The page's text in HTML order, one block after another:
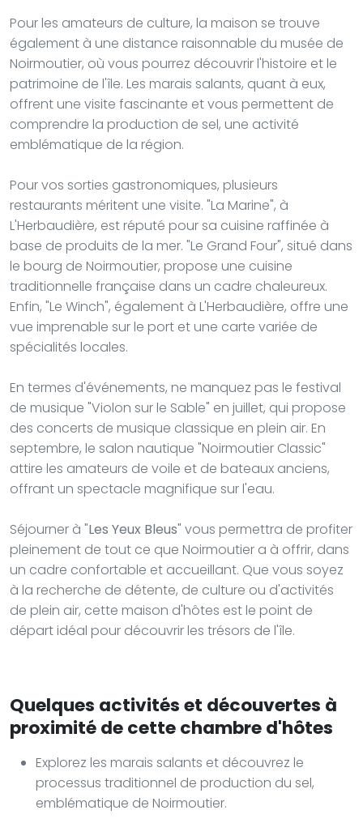
Pour les amateurs de culture, la maison se trouve
également à une distance raisonnable du musée de
Noirmoutier, où vous pourrez découvrir l'histoire et le
patrimoine de l'île. Les marais salants, quant à eux,
offrent une visite fascinante et vous permettent de
comprendre la production de sel, une activité
emblématique de la région.
Pour vos sorties gastronomiques, plusieurs
restaurants méritent une visite. "La Marine", à
L'Herbaudière, est réputé pour sa cuisine raffinée à
base de produits de la mer. "Le Grand Four", situé dans
le bourg de Noirmoutier, propose une cuisine
traditionnelle française dans un cadre chaleureux.
Enfin, "Le Winch", également à L'Herbaudière, offre une
vue imprenable sur le port et une carte variée de
spécialités locales.
En termes d'événements, ne manquez pas le festival
de musique "Violon sur le Sable" en juillet, qui propose
des concerts de musique classique en plein air. En
septembre, le salon nautique "Noirmoutier Classic"
attire les amateurs de voile et de bateaux anciens,
offrant un spectacle magnifique sur l'eau.
Séjourner à "Les Yeux Bleus" vous permettra de profiter
pleinement de tout ce que Noirmoutier a à offrir, dans
un cadre confortable et accueillant. Que vous soyez
à la recherche de détente, de culture ou d'activités
de plein air, cette maison d'hôtes est le point de
départ idéal pour découvrir les trésors de l'île.
Quelques activités et découvertes à
proximité de cette chambre d'hôtes
Explorez les marais salants et découvrez le
processus traditionnel de production du sel,
emblématique de Noirmoutier.